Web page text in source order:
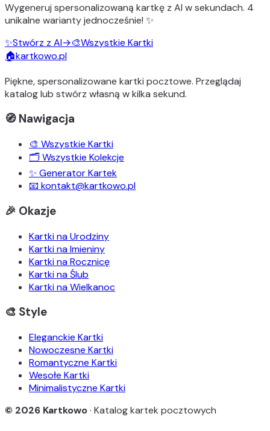
Wygeneruj spersonalizowaną kartkę z AI w sekundach. 4
unikalne wariantyjednocześnie! ✨
✨Stwórz z AI→🎨Wszystkie Kartki
🏠kartkowo.pl
Piękne, spersonalizowane kartki pocztowe. Przeglądaj
katalog lub stwórz własną w kilka sekund.
🧭 Nawigacja
🎨 Wszystkie Kartki
🗂️ Wszystkie Kolekcje
✨ Generator Kartek
📧 kontakt@kartkowo.pl
🎉 Okazje
Kartki na Urodziny
Kartki na Imieniny
Kartki na Rocznicę
Kartki na Ślub
Kartki na Wielkanoc
🎨 Style
Eleganckie Kartki
Nowoczesne Kartki
Romantyczne Kartki
Wesołe Kartki
Minimalistyczne Kartki
© 2026 Kartkowo· Katalog kartek pocztowych